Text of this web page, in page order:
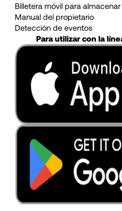
Billetera móvil para
Manual del propietario
Detección de eventos
Para utilizar con la